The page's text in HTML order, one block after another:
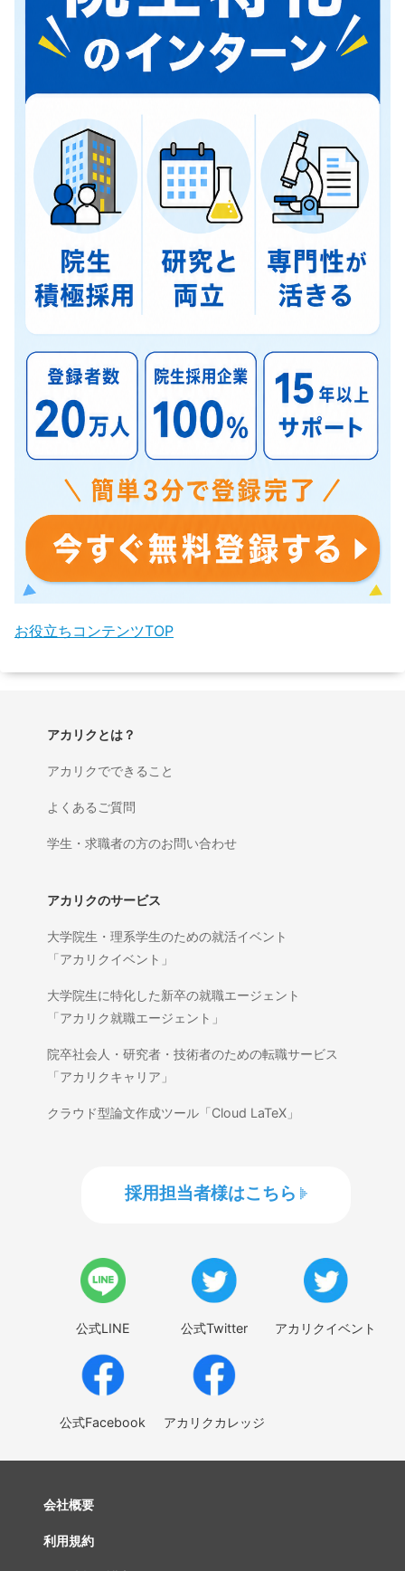
お役立ちコンテンツTOP
アカリクとは？
アカリクでできること
よくあるご質問
学生・求職者の方のお問い合わせ
アカリクのサービス
大学院生・理系学生のための就活イベント
「アカリクイベント」
大学院生に特化した新卒の就職エージェント
「アカリク就職エージェント」
院卒社会人・研究者・技術者のための転職サービス
「アカリクキャリア」
クラウド型論文作成ツール「Cloud LaTeX」
採用担当者様はこちら
公式LINE 公式Twitter アカリクイベント
公式Facebook アカリクカレッジ
会社概要
利用規約